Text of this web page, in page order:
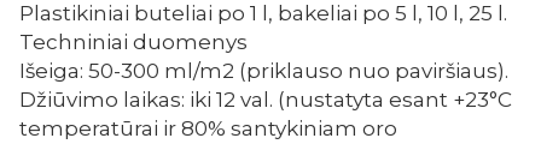
Plastikiniai buteliai po 1 l, bakeliai po 5 l, 10 l, 25 l.
Techniniai duomenys
Išeiga: 50-300 ml/m2 (priklauso nuo paviršiaus).
Džiūvimo laikas: iki 12 val. (nustatyta esant +23°C
temperatūrai ir 80% santykiniam oro